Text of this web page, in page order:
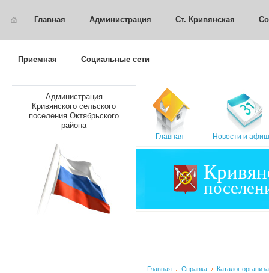
Главная Администрация Ст. Кривянская
Приемная Социальные сети
Администрация
Кривянского сельского
поселения Октябрьского
района
Главная Новости и
Главная Справка
Каталог